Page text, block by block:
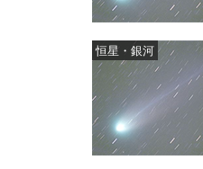
恒星・銀河